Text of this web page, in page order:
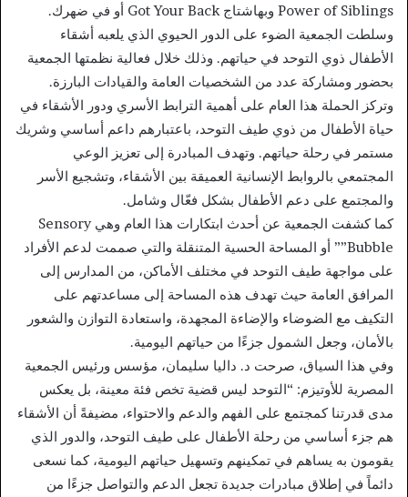
Power of Siblings وبهاشتاج Got Your Back أو في ضهرك.
وسلطت الجمعية الضوء على الدور الحيوي الذي يلعبه أشقاء
الأطفال ذوي التوحد في حياتهم. وذلك خلال فعالية نظمتها الجمعية
بحضور ومشاركة عدد من الشخصيات العامة والقيادات البارزة.
وتركز الحملة هذا العام على أهمية الترابط الأسري ودور الأشقاء في
حياة الأطفال من ذوي طيف التوحد، باعتبارهم داعم أساسي وشريك
مستمر في رحلة حياتهم. وتهدف المبادرة إلى تعزيز الوعي
المجتمعي بالروابط الإنسانية العميقة بين الأشقاء، وتشجيع الأسر
والمجتمع على دعم الأطفال بشكل فعّال وشامل.
كما كشفت الجمعية عن أحدث ابتكارات هذا العام وهي Sensory
Bubble”” أو المساحة الحسية المتنقلة والتي صممت لدعم الأفراد
على مواجهة طيف التوحد في مختلف الأماكن، من المدارس إلى
المرافق العامة حيث تهدف هذه المساحة إلى مساعدتهم على
التكيف مع الضوضاء والإضاءة المجهدة، واستعادة التوازن والشعور
بالأمان، وجعل الشمول جزءًا من حياتهم اليومية.
وفي هذا السياق، صرحت د. داليا سليمان، مؤسس ورئيس الجمعية
المصرية للأوتيزم: “التوحد ليس قضية تخص فئة معينة، بل يعكس
مدى قدرتنا كمجتمع على الفهم والدعم والاحتواء، مضيفةً أن الأشقاء
هم جزء أساسي من رحلة الأطفال على طيف التوحد، والدور الذي
يقومون به يساهم في تمكينهم وتسهيل حياتهم اليومية، كما نسعى
دائماً في إطلاق مبادرات جديدة تجعل الدعم والتواصل جزءًا من